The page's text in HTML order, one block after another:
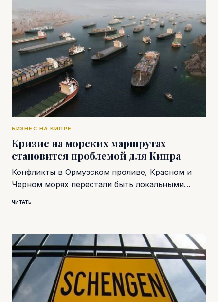
БИЗНЕС НА КИПРЕ
Кризис на морских маршрутах
становится проблемой для Кипра
Конфликты в Ормузском проливе, Красном и
Черном морях перестали быть локальными…
ЧИТАТЬ →